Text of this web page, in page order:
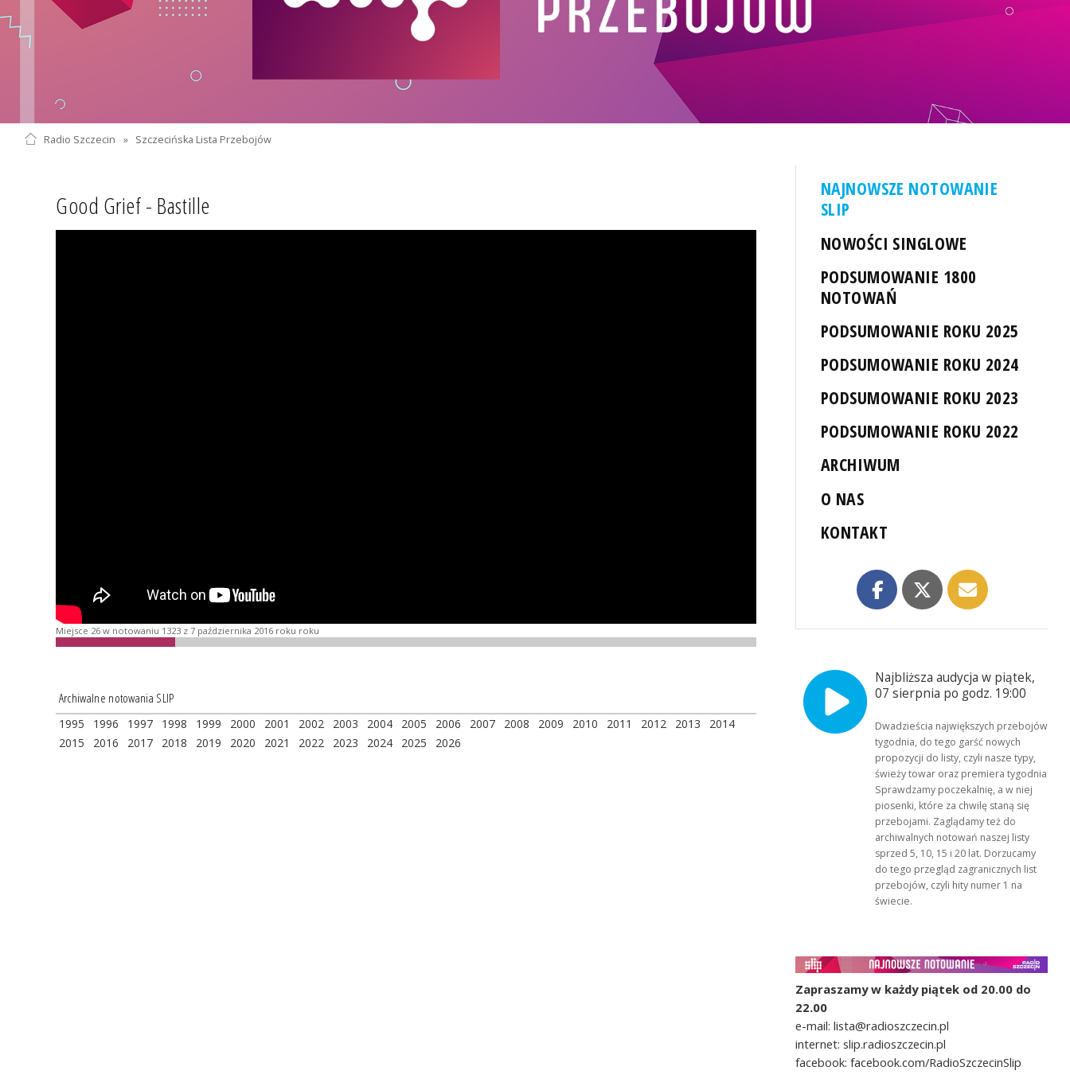
Radio Szczecin » Szczecińska Lista Przebojów
Good Grief - Bastille
Miejsce 26 w notowaniu 1323 z 7 października 2016 roku roku
Archiwalne notowania SLIP
1995 1996 1997 1998 1999 2000 2001 2002 2003 2004 2005 2006 2007 2008 2009 2010 2011 2012 2013
2014
2015
2016 2017 2018 2019 2020 2021 2022 2023 2024 2025 2026
NAJNOWSZE NOTOWANIE
SLIP
NOWOŚCI SINGLOWE
PODSUMOWANIE 1800
NOTOWAŃ
PODSUMOWANIE ROKU 2025
PODSUMOWANIE ROKU 2024
PODSUMOWANIE ROKU 2023
PODSUMOWANIE ROKU 2022
ARCHIWUM
O NAS
KONTAKT
Najbliższa audycja w piątek,
07 sierpnia po godz. 19:00
Dwadzieścia największych przebojów
tygodnia, do tego garść nowych
propozycji do listy, czyli nasze typy,
świeży towar oraz premiera tygodnia!
Sprawdzamy poczekalnię, a w niej
piosenki, które za chwilę staną się
przebojami. Zaglądamy też do
archiwalnych notowań naszej listy
sprzed 5, 10, 15 i 20 lat. Dorzucamy
do tego przegląd zagranicznych list
przebojów, czyli hity numer 1 na
świecie.
Zapraszamy w każdy piątek od 20.00 do
22.00
e-mail: lista@radioszczecin.pl
internet: slip.radioszczecin.pl
facebook: facebook.com/RadioSzczecinSlip